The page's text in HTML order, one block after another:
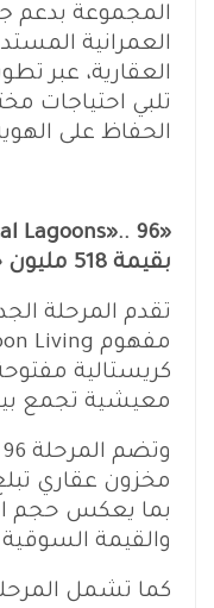
المجموعة بدعم
العمرانية
العقارية، عبر
تلبي احتياجات
الحفاظ على
بقيمة 518 مليون جنيه
تقدم المرحلة
كريستالية
معيشية تجمع
بما يعكس حجم
والقيمة
كما تشمل